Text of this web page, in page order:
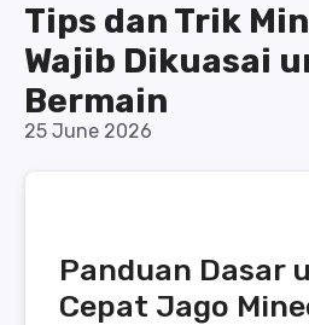
Tips dan Trik
Wajib Dikuasai
Bermain
25 June 2026
Panduan Dasar
Cepat Jago